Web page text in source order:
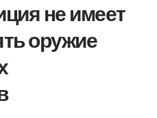
не имеет
оружие